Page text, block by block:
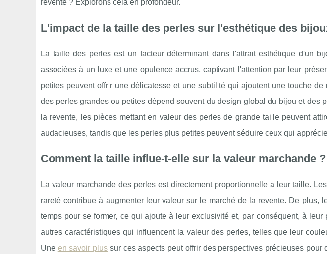
revente ? Explorons cela en profondeur.
L'impact de la taille des perles sur l'esthétique des
La taille des perles est un facteur déterminant dans l'attrait esthétique d'un
associées à un luxe et une opulence accrus, captivant l'attention par leur
petites peuvent offrir une délicatesse et une subtilité qui ajoutent une touche
des perles grandes ou petites dépend souvent du design global du bijou et des
la revente, les pièces mettant en valeur des perles de grande taille peuvent
audacieuses, tandis que les perles plus petites peuvent séduire ceux qui
Comment la taille influe-t-elle sur la valeur marchande ?
La valeur marchande des perles est directement proportionnelle à leur taille.
rareté contribue à augmenter leur valeur sur le marché de la revente. De plus,
temps pour se former, ce qui ajoute à leur exclusivité et, par conséquent, à
autres caractéristiques qui influencent la valeur des perles, telles que leur
Une en savoir plus sur ces aspects peut offrir des perspectives précieuses